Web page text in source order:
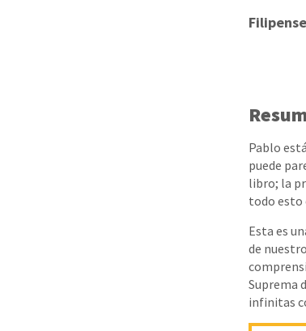
Pablo
puede
libro; la
todo esto
Esta es
de
Suprema
infinitas